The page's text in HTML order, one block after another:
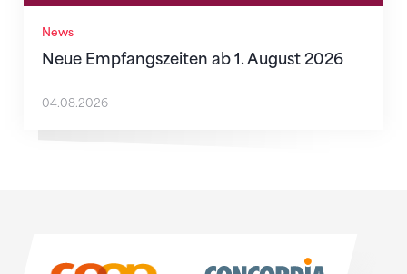
News
Neue Empfangszeiten ab 1. August 2026
04.08.2026